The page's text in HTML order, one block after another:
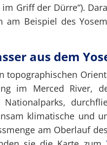
Griff der Dürre“).
am Beispiel des
aus dem
topographischen
im Merced River,
Nationalparks,
klimatische und
am Oberlauf